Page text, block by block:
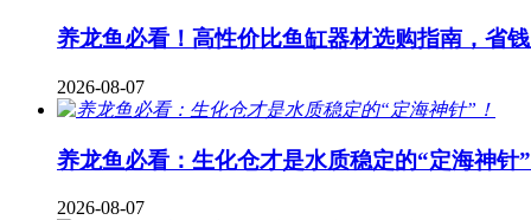
养龙鱼必看！高性价比鱼缸器材选购指南，省
2026-08-07
养龙鱼必看：生化仓才是水质稳定的“定海神针”
2026-08-07